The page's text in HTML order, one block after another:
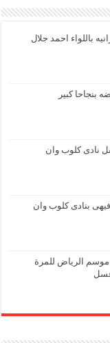
باللواء احمد جلال
بنجاحا كبير
نادى كلوب وان
بنادى كلوب وان
الرياض للمرة